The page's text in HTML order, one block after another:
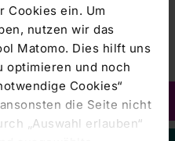
Cookies ein. Um
nutzen wir das
Matomo. Dies hilft uns
optimieren und noch
Cookies“
die Seite nicht
„Auswahl erlauben“
Klinik informiert in
Krankheitsbilder
zu den häufigsten
mit unterschiedlich